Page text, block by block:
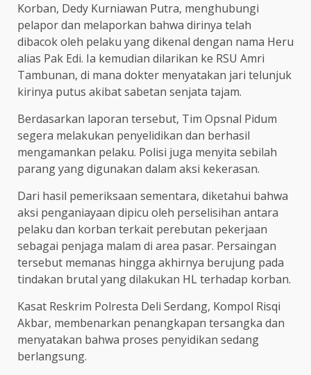
Korban, Dedy Kurniawan Putra, menghubungi
pelapor dan melaporkan bahwa dirinya telah
dibacok oleh pelaku yang dikenal dengan nama Heru
alias Pak Edi. Ia kemudian dilarikan ke RSU Amri
Tambunan, di mana dokter menyatakan jari telunjuk
kirinya putus akibat sabetan senjata tajam.
Berdasarkan laporan tersebut, Tim Opsnal Pidum
segera melakukan penyelidikan dan berhasil
mengamankan pelaku. Polisi juga menyita sebilah
parang yang digunakan dalam aksi kekerasan.
Dari hasil pemeriksaan sementara, diketahui bahwa
aksi penganiayaan dipicu oleh perselisihan antara
pelaku dan korban terkait perebutan pekerjaan
sebagai penjaga malam di area pasar. Persaingan
tersebut memanas hingga akhirnya berujung pada
tindakan brutal yang dilakukan HL terhadap korban.
Kasat Reskrim Polresta Deli Serdang, Kompol Risqi
Akbar, membenarkan penangkapan tersangka dan
menyatakan bahwa proses penyidikan sedang
berlangsung.